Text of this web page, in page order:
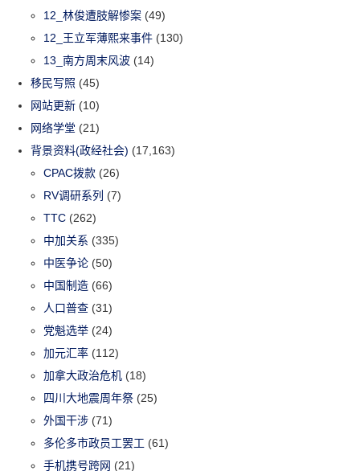
12_林俊遭肢解惨案 (49)
12_王立军薄熙来事件 (130)
13_南方周末风波 (14)
移民写照 (45)
网站更新 (10)
网络学堂 (21)
背景资料(政经社会) (17,163)
CPAC拨款 (26)
RV调研系列 (7)
TTC (262)
中加关系 (335)
中医争论 (50)
中国制造 (66)
人口普查 (31)
党魁选举 (24)
加元汇率 (112)
加拿大政治危机 (18)
四川大地震周年祭 (25)
外国干涉 (71)
多伦多市政员工罢工 (61)
手机携号跨网 (21)